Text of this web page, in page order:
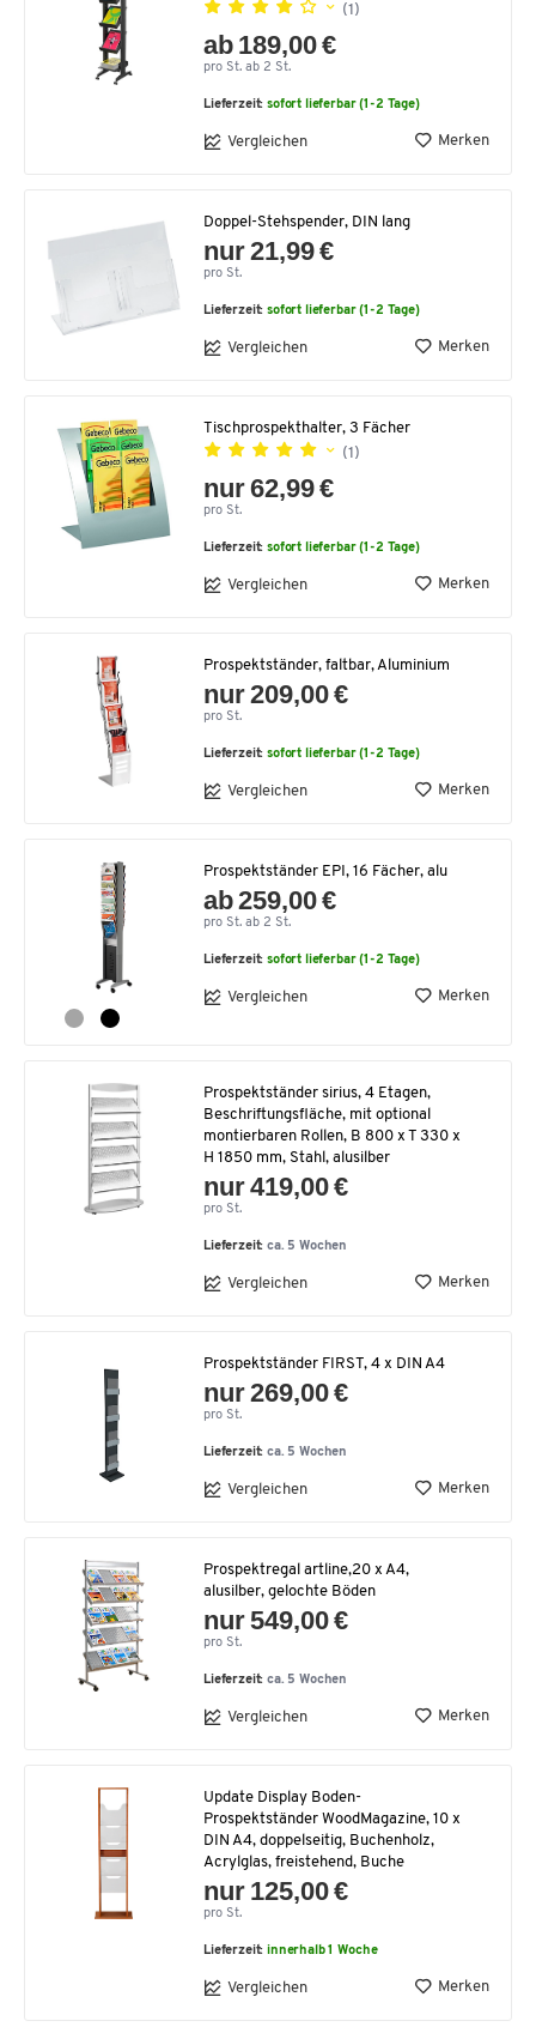
(1)
ab 189,00 €
pro St. ab 2 St.
Lieferzeit:sofort lieferbar (1-2 Tage)
Vergleichen Merken
Doppel-Stehspender, DIN lang
nur 21,99 €
pro St.
Lieferzeit:sofort lieferbar (1-2 Tage)
Vergleichen Merken
Tischprospekthalter, 3 Fächer
(1)
nur 62,99 €
pro St.
Lieferzeit:sofort lieferbar (1-2 Tage)
Vergleichen Merken
Prospektständer, faltbar, Aluminium
nur 209,00 €
pro St.
Lieferzeit:sofort lieferbar (1-2 Tage)
Vergleichen Merken
Prospektständer EPI, 16 Fächer, alu
ab 259,00 €
pro St. ab 2 St.
Lieferzeit:sofort lieferbar (1-2 Tage)
Vergleichen Merken
Prospektständer sirius, 4 Etagen,
Beschriftungsfläche, mit optional
montierbaren Rollen, B 800 x T 330 x
H 1850 mm, Stahl, alusilber
nur 419,00 €
pro St.
Lieferzeit:ca. 5 Wochen
Vergleichen Merken
Prospektständer FIRST, 4 x DIN A4
nur 269,00 €
pro St.
Lieferzeit:ca. 5 Wochen
Vergleichen Merken
Prospektregal artline,20 x A4,
alusilber, gelochte Böden
nur 549,00 €
pro St.
Lieferzeit:ca. 5 Wochen
Vergleichen Merken
Update Display Boden-
Prospektständer WoodMagazine, 10 x
DIN A4, doppelseitig, Buchenholz,
Acrylglas, freistehend, Buche
nur 125,00 €
pro St.
Lieferzeit:innerhalb 1 Woche
Vergleichen Merken